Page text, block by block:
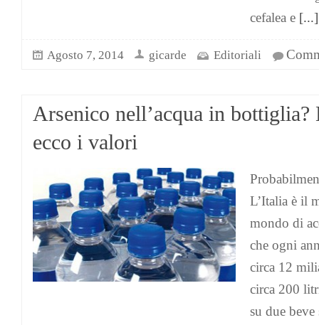
cefalea e [...]
Agosto 7, 2014 gicarde Editoriali
Arsenico nell’acqua in bottiglia?
ecco i valori
L’Italia è il
mondo di
che ogni
circa 12
circa 200
su due